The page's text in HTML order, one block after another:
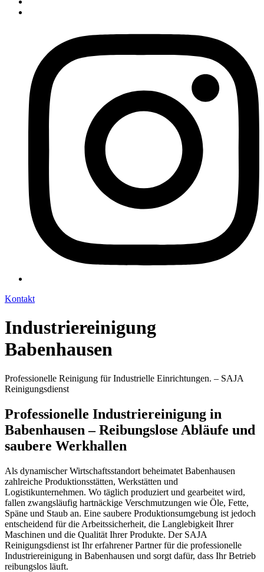
Kontakt
Industriereinigung
Babenhausen
Professionelle Reinigung für Industrielle Einrichtungen. – SAJA
Reinigungsdienst
Professionelle Industriereinigung in
Babenhausen – Reibungslose Abläufe und
saubere Werkhallen
Als dynamischer Wirtschaftsstandort beheimatet Babenhausen
zahlreiche Produktionsstätten, Werkstätten und
Logistikunternehmen. Wo täglich produziert und gearbeitet wird,
fallen zwangsläufig hartnäckige Verschmutzungen wie Öle, Fette,
Späne und Staub an. Eine saubere Produktionsumgebung ist jedoch
entscheidend für die Arbeitssicherheit, die Langlebigkeit Ihrer
Maschinen und die Qualität Ihrer Produkte. Der SAJA
Reinigungsdienst ist Ihr erfahrener Partner für die professionelle
Industriereinigung in Babenhausen und sorgt dafür, dass Ihr Betrieb
reibungslos läuft.